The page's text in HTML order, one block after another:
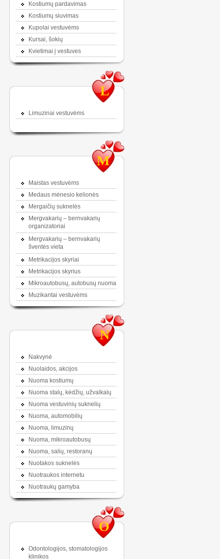
Kostiumų pardavimas
Kostiumų siuvimas
Kupolai vestuvėms
Kursai, šokių
Kvietimai į vestuves
L
Limuzinai vestuvėms
M
Maistas vestuvėms
Medaus mėnesio kelionės
Mergaičių suknelės
Mergvakarių – bernvakarių
organizatoriai
Mergvakarių – bernvakarių
šventės vieta
Metrikacijos skyriai
Metrikacijos skyrius
Mikroautobusų, autobusų nuoma
Muzikantai vestuvėms
N
Nakvynė
Nuolaidos, akcijos
Nuoma kostiumų
Nuoma stalų, kėdžių, užvalkalų
Nuoma vestuvinių suknelių
Nuoma, automobilių
Nuoma, limuzinų
Nuoma, mikroautobusų
Nuoma, salių, restoranų
Nuotakos suknelės
Nuotraukos internetu
Nuotraukų gamyba
O
Odontologijos, stomatologijos
klinikos